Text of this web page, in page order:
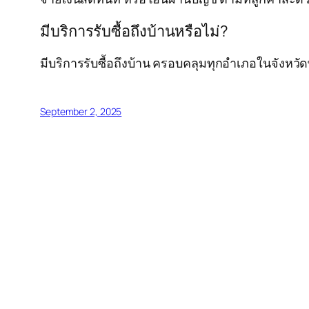
มีบริการรับซื้อถึงบ้านหรือไม่?
มีบริการรับซื้อถึงบ้าน ครอบคลุมทุกอำเภอในจังหวัด
September 2, 2025